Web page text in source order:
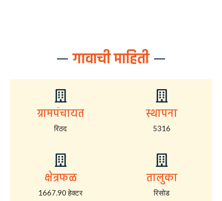
गावाची माहिती
ग्रामपंचायत
रिठद
स्थापना
5316
क्षेत्रफळ
1667.90 हेक्टर
तालुका
रिसोड